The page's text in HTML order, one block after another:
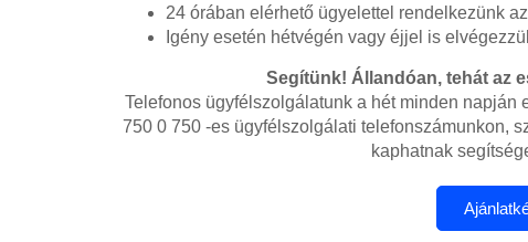
24 órában elérhető ügyelettel rendelkezünk
Igény esetén hétvégén vagy éjjel is
Segítünk! Állandóan, tehát az
Telefonos ügyfélszolgálatunk a hét minden napján
750 0 750 -es ügyfélszolgálati telefonszámunkon,
kaphatnak